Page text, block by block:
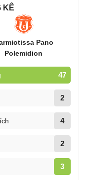
KÊ
Pano
Polemidion
47
2
4
2
3